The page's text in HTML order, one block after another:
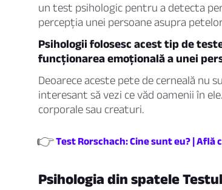
un test psihologic pentru a detecta
percepția unei persoane asupra
Psihologii folosesc acest tip de
funcționarea emoțională a unei
Deoarece aceste pete de cerneală nu
interesant să vezi ce văd oamenii în
corporale sau creaturi.
👉Test Rorschach: Cine sunt eu? | Află
Psihologia din spatele